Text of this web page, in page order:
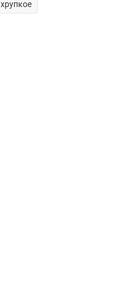
хрупкое